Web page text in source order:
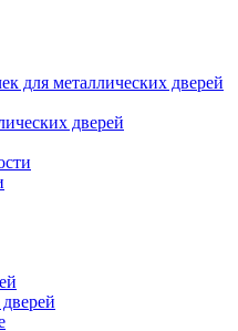
для металлических дверей
дверей